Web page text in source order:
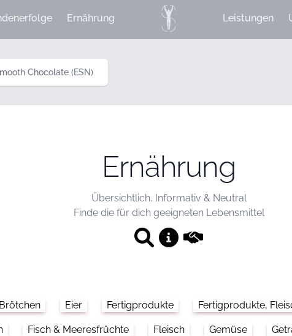
Ernährung Leistungen
Chocolate (ESN)
Ernährung
Übersichtlich, Informativ & Neutral
Finde die für dich geeigneten Lebensmittel
Eier Fertigprodukte Fertigprodukte,
Fisch & Meeresfrüchte Fleisch Gemüse